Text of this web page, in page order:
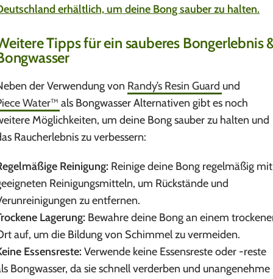
erhältlich, um deine Bong sauber zu halten.
Tipps für ein sauberes Bongerlebnis
der Verwendung von Randy’s Resin Guard und
Water™ als Bongwasser Alternativen gibt es noch
Möglichkeiten, um deine Bong sauber zu halten und
Raucherlebnis zu verbessern:
Reinigung: Reinige deine Bong regelmäßig mit
Reinigungsmitteln, um Rückstände und
zu entfernen.
Lagerung: Bewahre deine Bong an einem
auf, um die Bildung von Schimmel zu vermeiden.
Essensreste: Verwende keine Essensreste oder -reste
Bongwasser, da sie schnell verderben und unangenehme